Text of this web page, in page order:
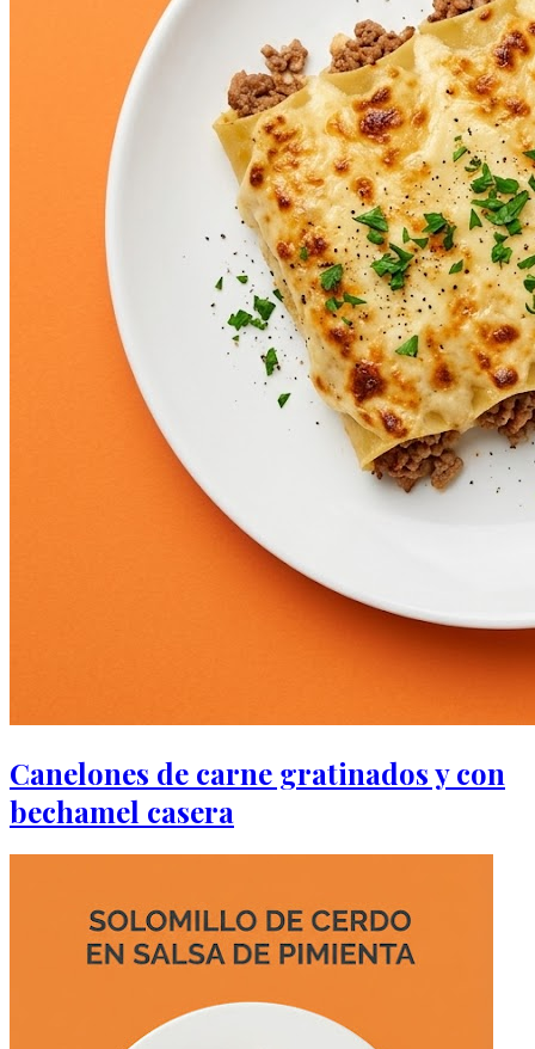
Canelones de carne gratinados y con
bechamel casera